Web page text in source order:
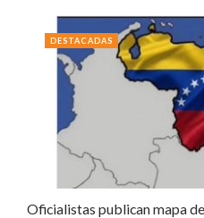
Oficialistas publican mapa
DESTACADAS